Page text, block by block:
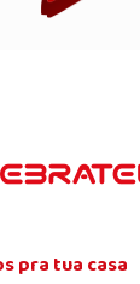
pra tua casa